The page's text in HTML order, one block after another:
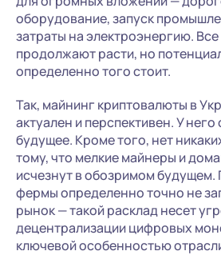
оборудование, запуск
затраты на электроэнергию. Все
продолжают расти, но
определенно того стоит.
Так, майнинг криптовалюты в
актуален и перспективен. У
будущее. Кроме того, нет
тому, что мелкие майнеры и
исчезнут в обозримом
фермы определенно точно не
рынок — такой расклад несет
децентрализации цифровых
ключевой особенностью